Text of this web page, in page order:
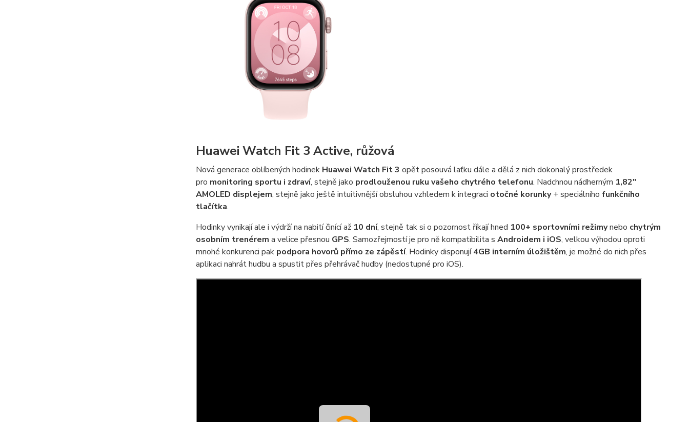
Huawei Watch Fit 3 Active, růžová
Nová generace oblíbených hodinekHuawei Watch Fit 3 opět posouvá laťku dále a dělá z nich dokonalý prostředek
pro monitoring sportu i zdraví, stejně jako prodlouženou ruku vašeho chytrého telefonu. Nadchnou nádherným 1,82"
AMOLED displejem, stejně jako ještě intuitivnější obsluhou vzhledem k integraci otočné korunky+ speciálního funkčního
tlačítka.
Hodinky vynikají ale i výdrží na nabití činící až 10 dní, stejně tak si o pozornost říkají hned 100+ sportovními režimynebo chytrým
osobním trenérem a velice přesnou GPS. Samozřejmostí je pro ně kompatibilita s Androidem i iOS, velkou výhodou oproti
mnohé konkurenci pak podpora hovorů přímo ze zápěstí. Hodinky disponují4GB interním úložištěm, je možné do nich přes
aplikaci nahrát hudbu a spustit přes přehrávač hudby (nedostupné pro iOS).